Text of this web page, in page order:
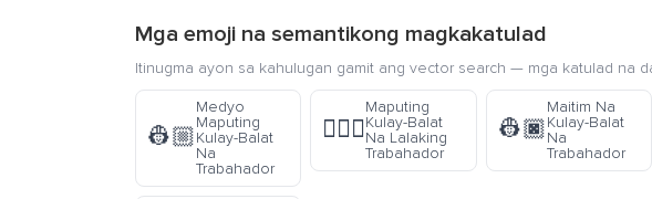
Mga emoji na semantikong magkakatulad
Itinugma ayon sa kahulugan gamit ang vector search — mga katulad na
👷🏼
Medyo
Maputing
Kulay-Balat
Na
Trabahador
👷🏻‍♂️
Maputing
Kulay-Balat
Na Lalaking
Trabahador
👷🏿
Maitim Na
Kulay-Balat
Na
Trabahador